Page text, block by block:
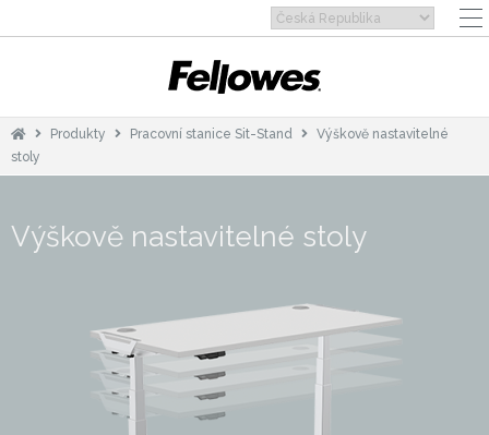
Produkty Pracovní stanice Sit-Stand
Výškově nastavitelné
stoly
Výškově nastavitelné stoly